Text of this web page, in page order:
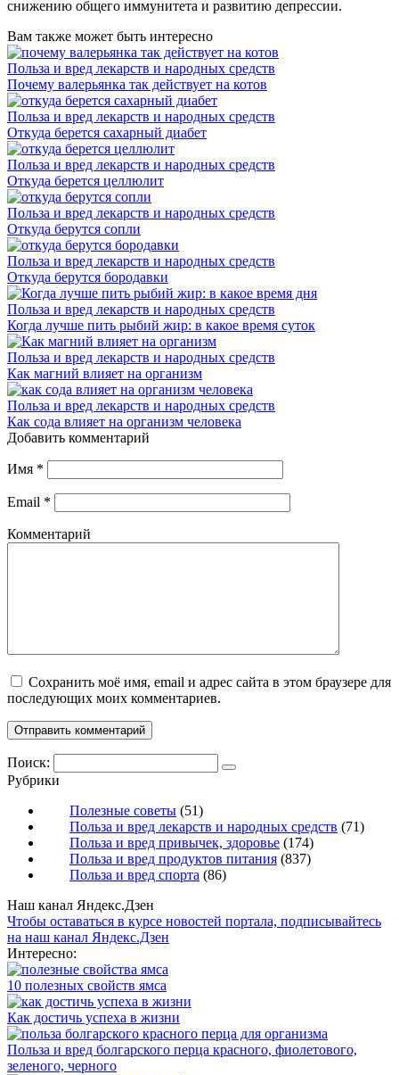
снижению общего иммунитета и развитию депрессии.
Вам также может быть интересно
Польза и вред лекарств и народных средств
Почему валерьянка так действует на котов
Польза и вред лекарств и народных средств
Откуда берется сахарный диабет
Польза и вред лекарств и народных средств
Откуда берется целлюлит
Польза и вред лекарств и народных средств
Откуда берутся сопли
Польза и вред лекарств и народных средств
Откуда берутся бородавки
Польза и вред лекарств и народных средств
Когда лучше пить рыбий жир: в какое время суток
Польза и вред лекарств и народных средств
Как магний влияет на организм
Польза и вред лекарств и народных средств
Как сода влияет на организм человека
Добавить комментарий
Имя *
Email *
Комментарий
Сохранить моё имя, email и адрес сайта в этом браузере для
последующих моих комментариев.
Поиск:
Рубрики
Полезные советы (51)
Польза и вред лекарств и народных средств (71)
Польза и вред привычек, здоровье (174)
Польза и вред продуктов питания (837)
Польза и вред спорта (86)
Наш канал Яндекс.Дзен
Чтобы оставаться в курсе новостей портала, подписывайтесь
на наш канал Яндекс.Дзен
Интересно:
10 полезных свойств ямса
Как достичь успеха в жизни
Польза и вред болгарского перца красного, фиолетового,
зеленого, черного